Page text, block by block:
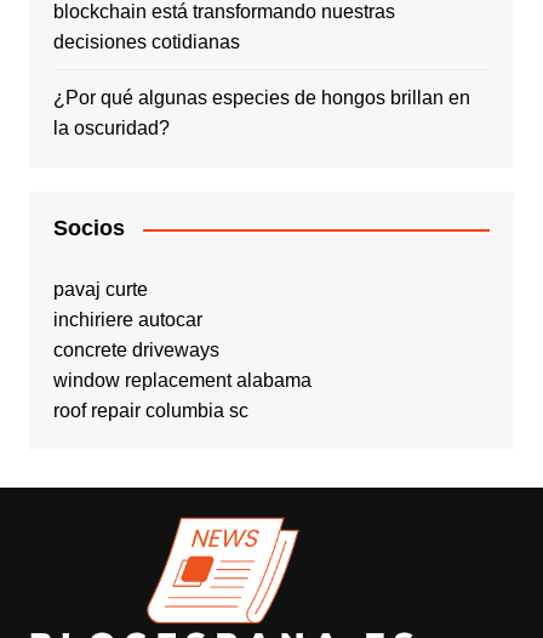
blockchain está transformando nuestras
decisiones cotidianas
¿Por qué algunas especies de hongos brillan en
la oscuridad?
Socios
pavaj curte
inchiriere autocar
concrete driveways
window replacement alabama
roof repair columbia sc